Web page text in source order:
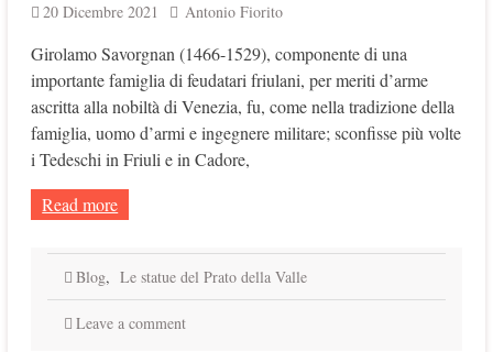
20 Dicembre 2021 Antonio Fiorito
Girolamo Savorgnan (1466-1529), componente di una
importante famiglia di feudatari friulani, per meriti d’arme
ascritta alla nobiltà di Venezia, fu, come nella tradizione della
famiglia, uomo d’armi e ingegnere militare; sconfisse più volte
i Tedeschi in Friuli e in Cadore,
Read more
Blog, Le statue del Prato della Valle
Leave a comment